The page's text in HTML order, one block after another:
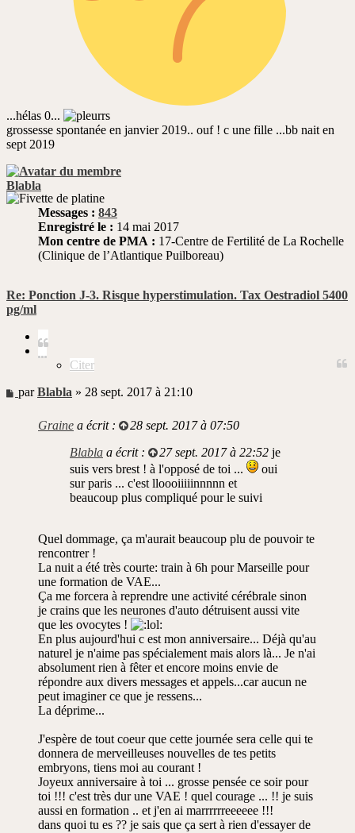
...hélas 0...
grossesse spontanée en janvier 2019.. ouf ! c une fille ...bb nait en
sept 2019
Blabla
Messages : 843
Enregistré le : 14 mai 2017
Mon centre de PMA : 17-Centre de Fertilité de La Rochelle
(Clinique de l’Atlantique Puilboreau)
Re: Ponction J-3. Risque hyperstimulation. Tax Oestradiol 5400
pg/ml
Citer
Message
parBlabla » 28 sept. 2017 à 21:10
Graine a écrit :
28 sept. 2017 à 07:50
Blabla a écrit : 27 sept. 2017 à 22:52 je
suis vers brest ! à l'opposé de toi ...
oui
sur paris ... c'est lloooiiiiinnnnn et
beaucoup plus compliqué pour le suivi
Quel dommage, ça m'aurait beaucoup plu de pouvoir te
rencontrer !
La nuit a été très courte: train à 6h pour Marseille pour
une formation de VAE...
Ça me forcera à reprendre une activité cérébrale sinon
je crains que les neurones d'auto détruisent aussi vite
que les ovocytes !
En plus aujourd'hui c est mon anniversaire... Déjà qu'au
naturel je n'aime pas spécialement mais alors là... Je n'ai
absolument rien à fêter et encore moins envie de
répondre aux divers messages et appels...car aucun ne
peut imaginer ce que je ressens...
La déprime...
J'espère de tout coeur que cette journée sera celle qui te
donnera de merveilleuses nouvelles de tes petits
embryons, tiens moi au courant !
Joyeux anniversaire à toi ... grosse pensée ce soir pour
toi !!! c'est très dur une VAE ! quel courage ... !! je suis
aussi en formation .. et j'en ai marrrrrreeeeee !!!
dans quoi tu es ?? je sais que ça sert à rien d'essayer de